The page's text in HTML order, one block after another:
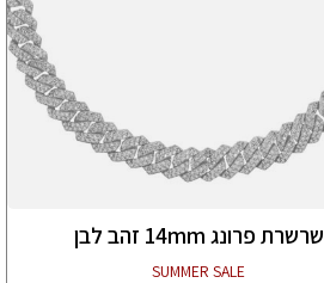
שרשרת פרונג 14mm זהב לבן
SUMMER SALE